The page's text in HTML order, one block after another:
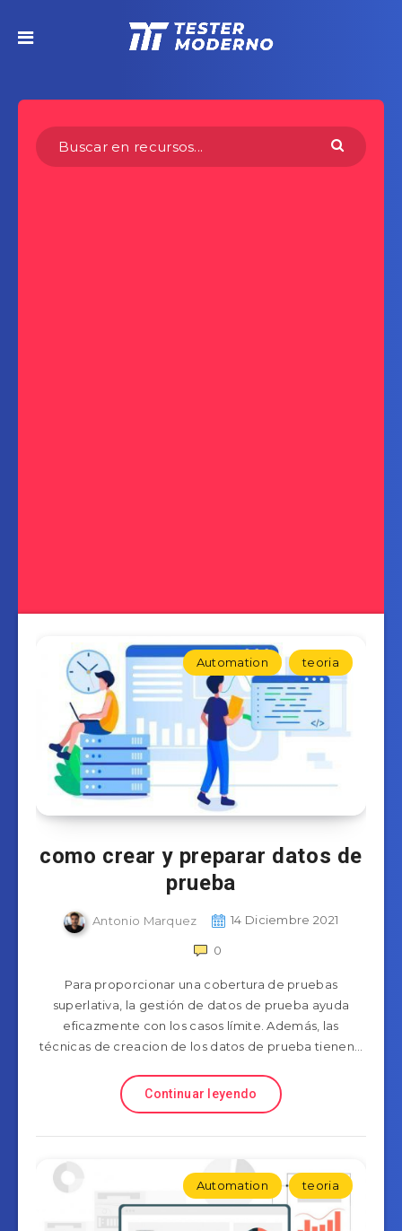
Automation teoria
como crear y preparar datos de
prueba
Antonio Marquez 14 Diciembre 2021
0
Para proporcionar una cobertura de pruebas
superlativa, la gestión de datos de prueba ayuda
eficazmente con los casos límite. Además, las
técnicas de creacion de los datos de prueba tienen…
Continuar leyendo
Automation teoria